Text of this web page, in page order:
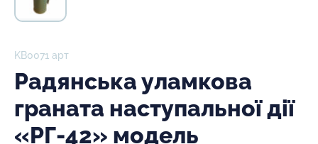
KB0071 арт
Радянська уламкова
граната наступальної дії
«РГ-42» модель